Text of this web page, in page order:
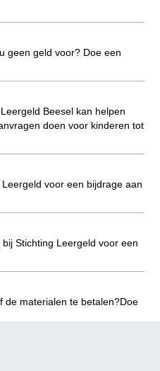
geen geld voor? Doe een
Beesel kan helpen
doen voor kinderen tot
voor een bijdrage aan
Stichting Leergeld voor een
de materialen te betalen?Doe
voor een bijdrage